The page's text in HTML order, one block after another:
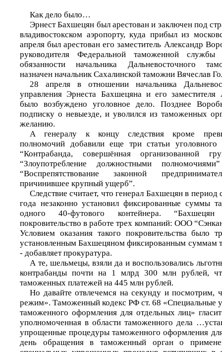
Как дело было…
Эрнест Бахшецян был арестован и заключен под
владивостокском аэропорту, куда прибыл из
апреля был арестован его заместитель Александр
руководителя Федеральной таможенной
обязанности начальника Дальневосточного
назначен начальник Сахалинской таможни Вячеслав
28 апреля в отношении начальника
управления Эрнеста Бахшецяна и его заместителя
было возбуждено уголовное дело. Позднее
подписку о невыезде, и уволился из таможенных
желанию.
А генералу к концу следствия кроме
полномочий добавили еще три статьи
“Контрабанда, совершённая организованной
“Злоупотребление должностными
“Воспрепятствование законной
причинившее крупный ущерб”.
Следствие считает, что генерал Бахшецян в период
года незаконно установил фиксированные суммы
одного 40-футового контейнера. “Бахшецян
покровительство в работе трех компаний: ООО
Условием оказания такого покровительства было
установленным Бахшецяном фиксированным суммам
- добавляет прокуратура.
А те, шельмецы, взяли да и воспользовались
контрабанды почти на 1 млрд 300 млн рублей,
таможенных платежей на 445 млн рублей.
Но давайте отвлечемся на секунду и посмотрим,
режим». Таможенный кодекс РФ ст. 68 «Специальные
таможенного оформления для отдельных лиц»
уполномоченная в области таможенного дела
упрощенные процедуры таможенного оформления
день обращения в таможенный орган о